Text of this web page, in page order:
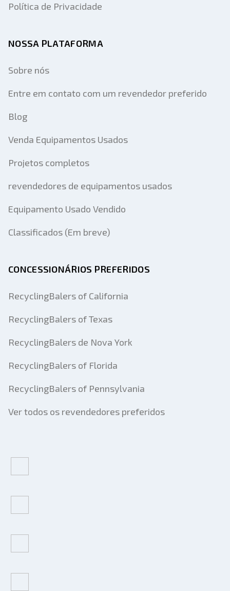
Política de Privacidade
NOSSA PLATAFORMA
Sobre nós
Entre em contato com um revendedor preferido
Blog
Venda Equipamentos Usados
Projetos completos
revendedores de equipamentos usados
Equipamento Usado Vendido
Classificados (Em breve)
CONCESSIONÁRIOS PREFERIDOS
RecyclingBalers of California
RecyclingBalers of Texas
RecyclingBalers de Nova York
RecyclingBalers of Florida
RecyclingBalers of Pennsylvania
Ver todos os revendedores preferidos